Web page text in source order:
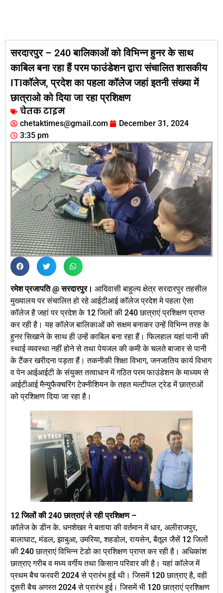
सरदारपुर – 240 बालिकाओं को विभिन्न हुनर के साथ
काबिल बना रहा हैं परम फाउंडेशन द्वारा संचालित शासकीय
ITIकॉलेज, प्रदेश का पहला कॉलेज जहां इतनी संख्या में
छात्राओ को दिया जा रहा प्रशिक्षण
चेतक टाइम
chetaktimes@gmail.com
December 31, 2024
3:35 pm
रमेश प्रजापति @ सरदारपुर। आदिवासी बाहुल्य क्षेत्र सरदारपुर तहसील
मुख्यालय पर संचालित हो रहे आईटीआई कॉलेज प्रदेश मे पहला ऐसा
कॉलेज है जहां पर प्रदेश के 12 जिलों की 240 छात्राएं प्रशिक्षण प्राप्त
कर रही है। यह कॉलेज बालिकाओं को सक्षम बनाकर उन्हें विभिन्न तरह के
हुनर सिखाने के साथ ही उन्हें काबिल बना रहा हैं। फिलहाल यहां पानी की
स्थाई व्यवस्था नहीं होने से तथा पेयजल की कमी के चलते बाजार से पानी
के टैंकर खरीदना पड़ता हैं। तकनीकी शिक्षा विभाग, जनजातिय कार्य विभाग
व पेन आईआईटी के संयुक्त तत्वाधान में गठित परम फाउंडेशन के माध्यम से
आईटीआई मैन्युफैक्चरिंग टेक्नीशियन के तहत मल्टीपल ट्रेड में छात्राओं
को प्रशिक्षण दिया जा‍ रहा है।
12 जिलों की 240 छात्राएं ले रही प्रशिक्षण –
कॉलेज के डीन के. धनशेखर ने बताया की वर्तमान में धार, अलीराजपुर,
बालाघाट, मंडल, झाबुआ, उमरिया, शहडोल, रायसेन, बैतूल जैसें 12 जिलों
की 240 छात्राएं विभिन्न टेडो का प्रशिक्षण प्राप्त कर रही है। अधिकांश
छात्राए गरीब व मध्य वर्गीय तथा किसान परिवार की है। यहां कॉलेज में
प्रथम बैच फरवरी 2024 से प्रारंभ हुई थी। जिसमें 120 छात्राए है, वही
दूसरी बैच अगस्त 2024 से प्रारंभ हुई। जिसमें भी 120 छात्राएं प्रशिक्षण